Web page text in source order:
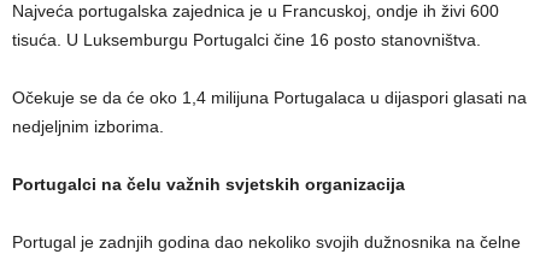
Najveća portugalska zajednica je u Francuskoj, ondje ih živi 600
tisuća. U Luksemburgu Portugalci čine 16 posto stanovništva.
Očekuje se da će oko 1,4 milijuna Portugalaca u dijaspori glasati na
nedjeljnim izborima.
Portugalci na čelu važnih svjetskih organizacija
Portugal je zadnjih godina dao nekoliko svojih dužnosnika na čelne